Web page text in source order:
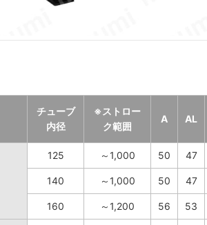
チューブ
内径
※ストロー
ク範囲
A AL
125 ～1,000 50 47
140 ～1,000 50 47
160 ～1,200 56 53